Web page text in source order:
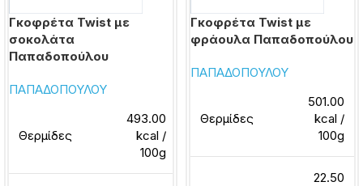
Γκοφρέτα Twist με
σοκολάτα
Παπαδοπούλου
ΠΑΠΑΔΟΠΟΥΛΟΥ
Θερμίδες
493.00
kcal /
100g
Γκοφρέτα Twist με
φράουλα Παπαδοπούλου
ΠΑΠΑΔΟΠΟΥΛΟΥ
Θερμίδες
501.00
kcal /
100g
22.50